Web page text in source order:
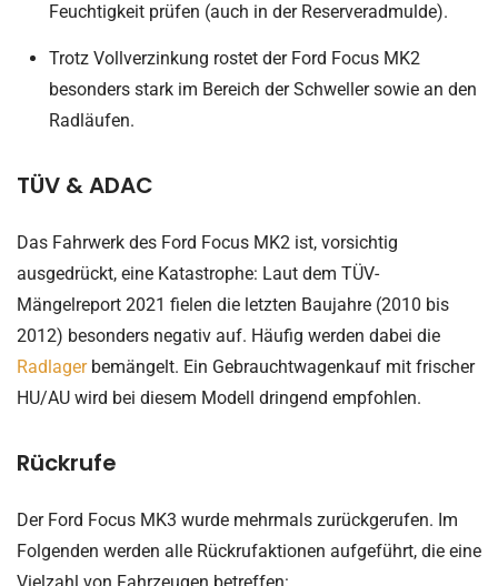
Feuchtigkeit prüfen (auch in der Reserveradmulde).
Trotz Vollverzinkung rostet der Ford Focus MK2
besonders stark im Bereich der Schweller sowie an den
Radläufen.
TÜV & ADAC
Das Fahrwerk des Ford Focus MK2 ist, vorsichtig
ausgedrückt, eine Katastrophe: Laut dem TÜV-
Mängelreport 2021 fielen die letzten Baujahre (2010 bis
2012) besonders negativ auf. Häufig werden dabei die
Radlagerbemängelt. Ein Gebrauchtwagenkauf mit frischer
HU/AU wird bei diesem Modell dringend empfohlen.
Rückrufe
Der Ford Focus MK3 wurde mehrmals zurückgerufen. Im
Folgenden werden alle Rückrufaktionen aufgeführt, die eine